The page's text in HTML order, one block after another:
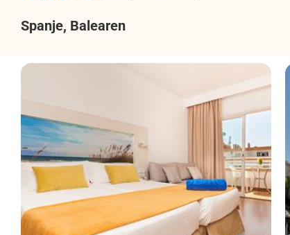
Spanje, Balearen